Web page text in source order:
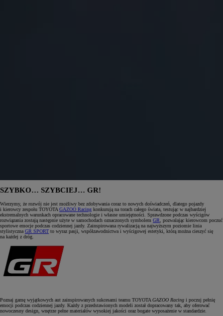
SZYBKO… SZYBCIEJ… GR!
Wierzymy, że rozwój nie jest możliwy bez zdobywania coraz to nowych doświadczeń, dlatego pojazdy
i kierowcy zespołu TOYOTA GAZOO Racing konkurują na torach całego świata, testując w najbardziej
ekstremalnych warunkach opracowane technologie i własne umiejętności. Sprawdzone podczas wyścigów
rozwiązania zostają następnie użyte w samochodach oznaczonych symbolem GR , pozwalając kierowcom poczuć
sportowe emocje podczas codziennej jazdy. Zainspirowana rywalizacją na najwyższym poziomie linia
stylistyczna GR SPORT to wyraz pasji, współzawodnictwa i wyścigowej estetyki, którą można cieszyć się
na każdej z dróg.
Poznaj gamę wyjątkowych aut zainspirowanych sukcesami teamu TOYOTA GAZOO Racing i poczuj pełnię
emocji podczas codziennej jazdy. Każdy z przedstawionych modeli został dopracowany tak, aby oferować
nowoczesny design, wnętrze pełne materiałów wysokiej jakości oraz bogate wyposażenie w standardzie.